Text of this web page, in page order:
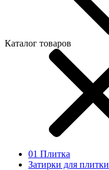
Каталог товаров
01 Плитка
Затирки для плитки